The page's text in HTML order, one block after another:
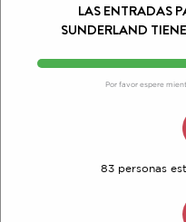
LAS ENTRADAS
SUNDERLAND
Por favor espere
83 personas